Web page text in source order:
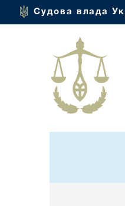
Судова влада